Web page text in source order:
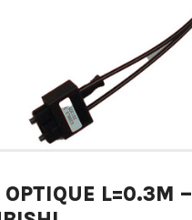
OPTIQUE L=0.3M –